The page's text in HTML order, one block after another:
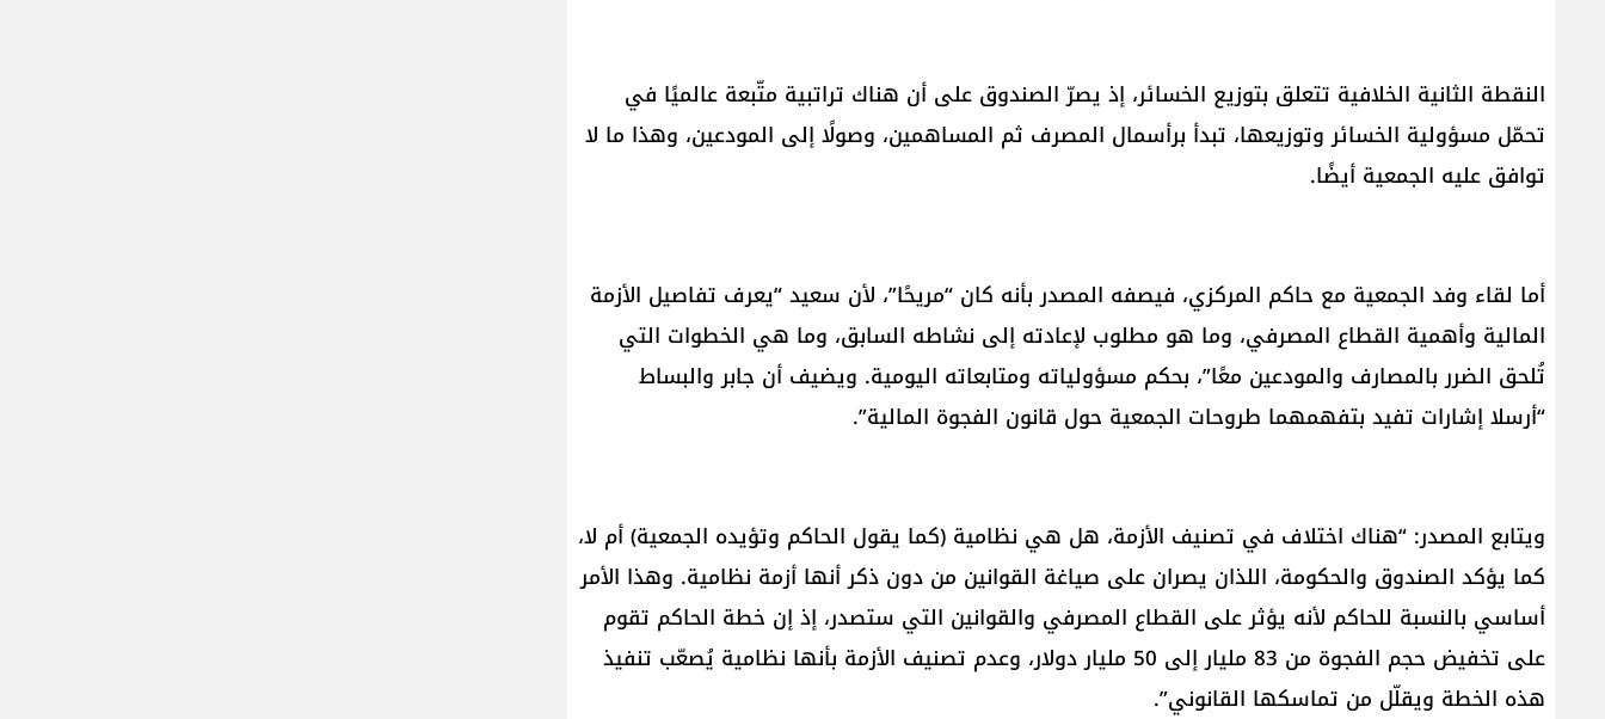
النقطة الثانية الخلافية تتعلق بتوزيع الخسائر، إذ يصرّ الصندوق على أن هناك تراتبية متّبعة عالميًا في
تحمّل مسؤولية الخسائر وتوزيعها، تبدأ برأسمال المصرف ثم المساهمين، وصولًا إلى المودعين، وهذا ما لا
توافق عليه الجمعية أيضًا.
أما لقاء وفد الجمعية مع حاكم المركزي، فيصفه المصدر بأنه كان “مريحًا”، لأن سعيد “يعرف تفاصيل الأزمة
المالية وأهمية القطاع المصرفي، وما هو مطلوب لإعادته إلى نشاطه السابق، وما هي الخطوات التي
تُلحق الضرر بالمصارف والمودعين معًا”، بحكم مسؤولياته ومتابعاته اليومية. ويضيف أن جابر والبساط
“أرسلا إشارات تفيد بتفهمهما طروحات الجمعية حول قانون الفجوة المالية”.
ويتابع المصدر: “هناك اختلاف في تصنيف الأزمة، هل هي نظامية (كما يقول الحاكم وتؤيده الجمعية) أم لا،
كما يؤكد الصندوق والحكومة، اللذان يصران على صياغة القوانين من دون ذكر أنها أزمة نظامية. وهذا الأمر
أساسي بالنسبة للحاكم لأنه يؤثر على القطاع المصرفي والقوانين التي ستصدر، إذ إن خطة الحاكم تقوم
على تخفيض حجم الفجوة من 83 مليار إلى 50 مليار دولار، وعدم تصنيف الأزمة بأنها نظامية يُصعّب تنفيذ
هذه الخطة ويقلّل من تماسكها القانوني”.